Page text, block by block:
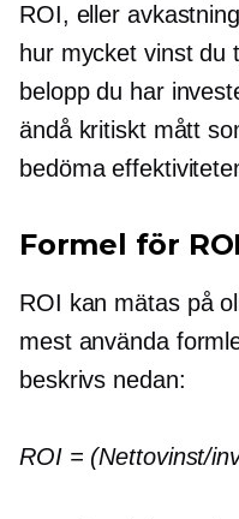
ROI, eller
hur mycket vinst du
belopp du har
ändå kritiskt mått
bedöma
Formel för ROI
ROI kan mätas på
mest använda
beskrivs nedan:
ROI = (Nettovinst/